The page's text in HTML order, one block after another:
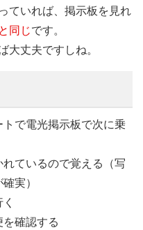
ていれば、掲示板を見れ
同じです。
大丈夫ですしね。
で電光掲示板で次に乗
ているので覚える（写
実）
確認する